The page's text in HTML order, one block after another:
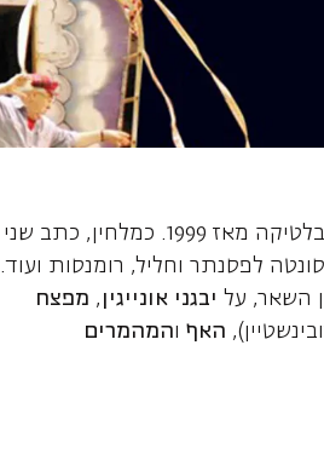
מכהן מנהל אמנותי ומנצח של תזמורת הנוער הקאמרית בלטיקה מאז 1999. כמלחין, כתב שני
לפסנתר וחליל, רומנסות ועוד.
השאר, על יבגני אונייגין , מפצח
האף והמהמרים